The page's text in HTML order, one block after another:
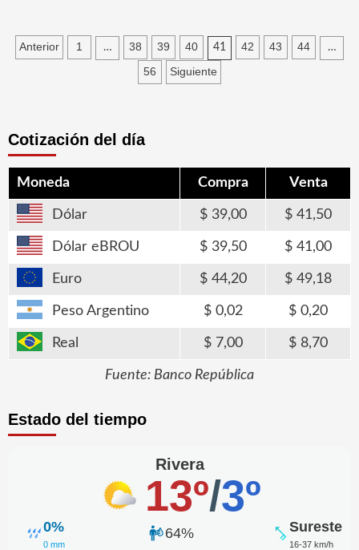
Paginación
Anterior 1 … 38 39 40 41 42 43 44 …
56 Siguiente
Cotización del día
Moneda Compra Venta
Dólar 39,00 41,50
Dólar eBROU 39,50 41,00
Euro 44,20 49,18
Peso Argentino 0,02 0,20
Real 7,00 8,70
Fuente: Banco República
Estado del tiempo
Rivera
13º/3º
0%
0 mm
64% Sureste
16-37 km/h